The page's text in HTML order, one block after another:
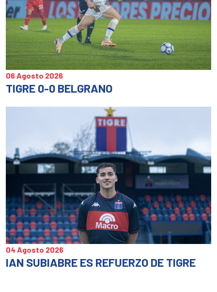
06 Agosto 2026
TIGRE 0-0 BELGRANO
04 Agosto 2026
IAN SUBIABRE ES REFUERZO DE TIGRE